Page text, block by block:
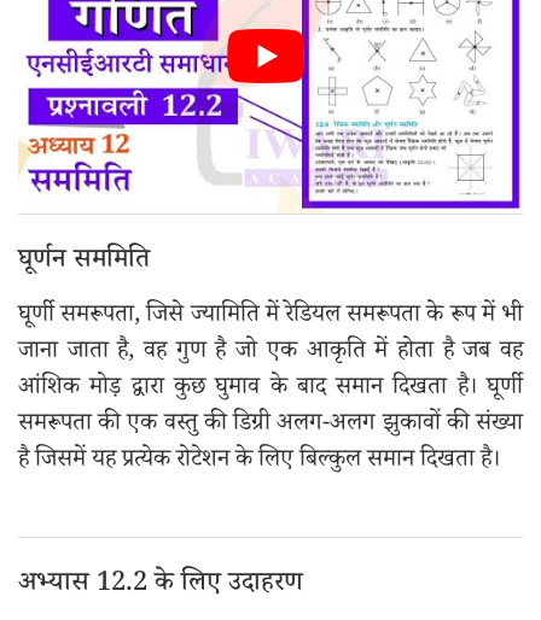
घूर्णन सममिति
घूर्णी समरूपता, जिसे ज्यामिति में रेडियल समरूपता के रूप में भी
जाना जाता है, वह गुण है जो एक आकृति में होता है जब वह
आंशिक मोड़ द्वारा कुछ घुमाव के बाद समान दिखता है। घूर्णी
समरूपता की एक वस्तु की डिग्री अलग-अलग झुकावों की संख्या
है जिसमें यह प्रत्येक रोटेशन के लिए बिल्कुल समान दिखता है।
अभ्यास 12.2 के लिए उदाहरण